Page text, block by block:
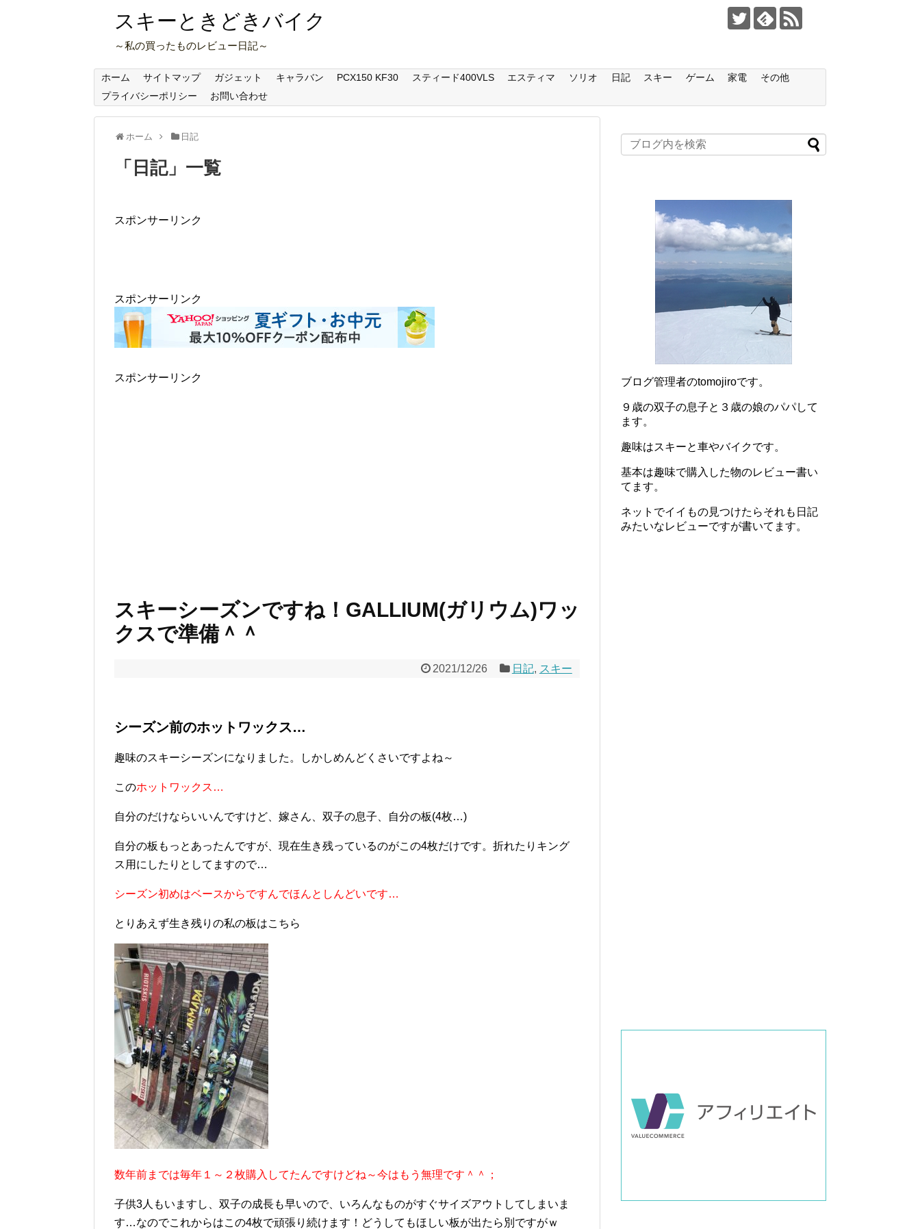
スキーときどきバイク
～私の買ったものレビュー日記～
ホーム サイトマップ ガジェット キャラバン PCX150 KF30 スティード400VLS エスティマ ソリオ 日記 スキー ゲーム 家電
その他
プライバシーポリシー
お問い合わせ
ホーム 日記
「 日記」 一覧
スポンサーリンク
スポンサーリンク
スポンサーリンク
スキーシーズンですね！GALLIUM(ガリウム)ワッ
クスで準備＾＾
2021/12/26 日記, スキー
シーズン前のホットワックス…
趣味のスキーシーズンになりました。しかしめんどくさいですよね～
このホットワックス…
自分のだけならいいんですけど、嫁さん、双子の息子、自分の板(4枚…)
自分の板もっとあったんですが、現在生き残っているのがこの4枚だけです。折れたりキング
ス用にしたりとしてますので…
シーズン初めはベースからですんでほんとしんどいです…
とりあえず生き残りの私の板はこちら
数年前までは毎年１～２枚購入してたんですけどね～今はもう無理です＾＾；
子供3人もいますし、双子の成長も早いので、いろんなものがすぐサイズアウトしてしまいま
す…なのでこれからはこの4枚で頑張り続けます！どうしてもほしい板が出たら別ですがｗ
ブログ管理者のtomojiroです。
９歳の双子の息子と３歳の娘のパパして
ます。
趣味はスキーと車やバイクです。
基本は趣味で購入した物のレビュー書い
てます。
ネットでイイもの見つけたらそれも日記
みたいなレビューですが書いてます。